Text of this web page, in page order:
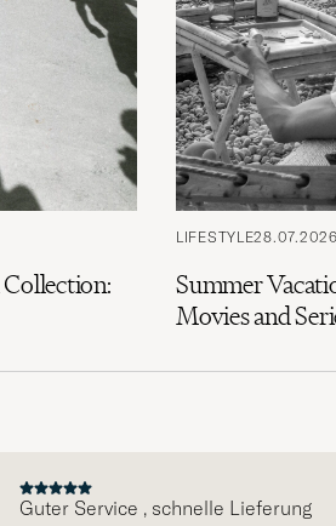
LIFESTYLE28.07.2026
Summer
Movies and
Guter Service , schnelle Lieferung